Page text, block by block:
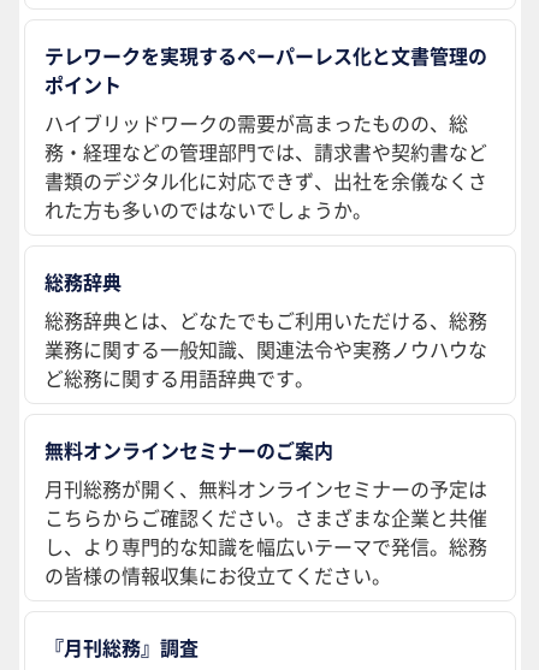
テレワークを実現するペーパーレス化と文書管理の
ポイント
ハイブリッドワークの需要が高まったものの、総
務・経理などの管理部門では、請求書や契約書など
書類のデジタル化に対応できず、出社を余儀なくさ
れた方も多いのではないでしょうか。
総務辞典
総務辞典とは、どなたでもご利用いただける、総務
業務に関する一般知識、関連法令や実務ノウハウな
ど総務に関する用語辞典です。
無料オンラインセミナーのご案内
月刊総務が開く、無料オンラインセミナーの予定は
こちらからご確認ください。さまざまな企業と共催
し、より専門的な知識を幅広いテーマで発信。総務
の皆様の情報収集にお役立てください。
『月刊総務』調査